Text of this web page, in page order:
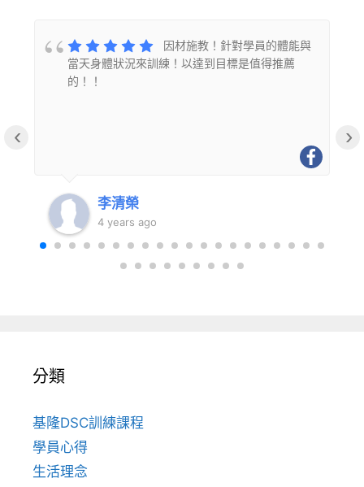
因材施教！針對學員的體能與
當天身體狀況來訓練！以達到目標是值得推薦
的！！
李清榮
4 years ago
‹ ›
分類
基隆DSC訓練課程
學員心得
生活理念